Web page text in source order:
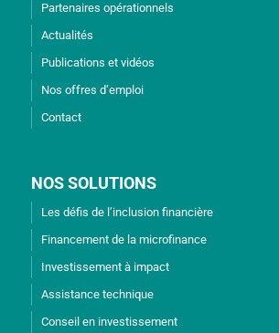
Partenaires opérationnels
Actualités
Publications et vidéos
Nos offres d’emploi
Contact
NOS SOLUTIONS
Les défis de l’inclusion financière
Financement de la microfinance
Investissement à impact
Assistance technique
Conseil en investissement